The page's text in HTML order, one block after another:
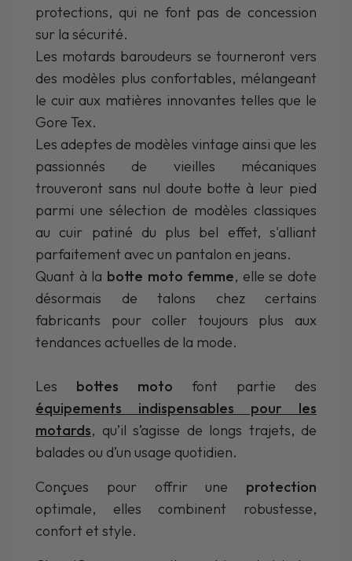
protections, qui ne font pas de concession
sur la sécurité.
Les motards baroudeurs se tourneront vers
des modèles plus confortables, mélangeant
le cuir aux matières innovantes telles que le
Gore Tex.
Les adeptes de modèles vintage ainsi que les
passionnés de vieilles mécaniques
trouveront sans nul doute botte à leur pied
parmi une sélection de modèles classiques
au cuir patiné du plus bel effet, s'alliant
parfaitement avec un pantalon en jeans.
Quant à la botte moto femme, elle se dote
désormais de talons chez certains
fabricants pour coller toujours plus aux
tendances actuelles de la mode.
Les bottes moto font partie des
équipements indispensables pour les
motards, qu’il s’agisse de longs trajets, de
balades ou d’un usage quotidien.
Conçues pour offrir une protection
optimale, elles combinent robustesse,
confort et style.